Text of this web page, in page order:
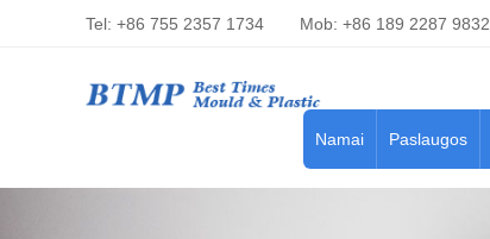
Tel: +86 755 2357 1734 Mob: +86 189 2287 9832
Namai Paslaugos